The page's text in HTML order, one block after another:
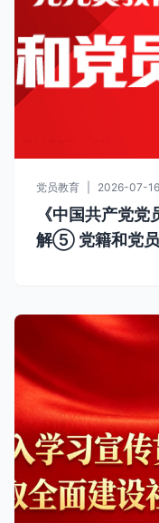
党员教育 2026-07-
《中国共产党
解⑤ 党籍和党员